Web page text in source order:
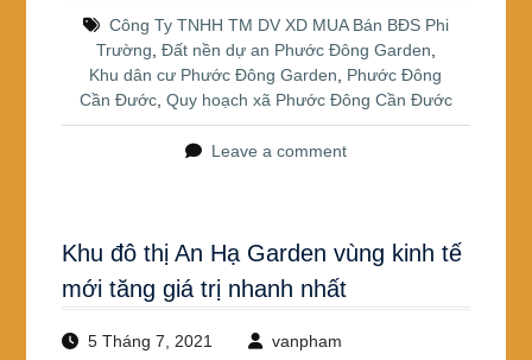
b
o
o
k
st
e
Công Ty TNHH TM DV XD MUA Bán BĐS Phi
Trường Đất nền dự an Phước Đông Garden
Khu dân cư Phước Đông Garden
Phước Đông
Cần Đước, Quy hoạch xã Phước Đông Cần Đước
Leave a comment
Khu đô thị An Hạ Garden vùng kinh tế
mới tăng giá trị nhanh nhất
5 Tháng 7, 2021 vanpham